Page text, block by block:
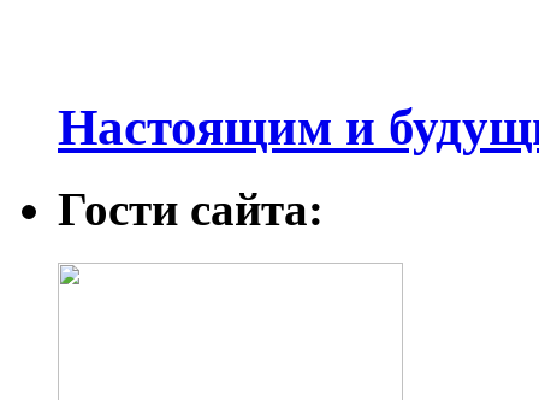
Настоящим и
Гости сайта: